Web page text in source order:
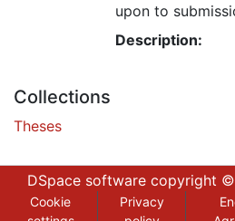
upon to
Description:
Collections
Theses
DSpace softwarecopyright ©
Cookie
Privacy